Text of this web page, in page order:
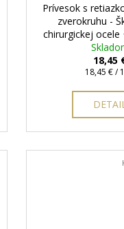
Prívesok s
zverokruhu -
chirurgickej ocele
krabička
18,45
18,45 € /